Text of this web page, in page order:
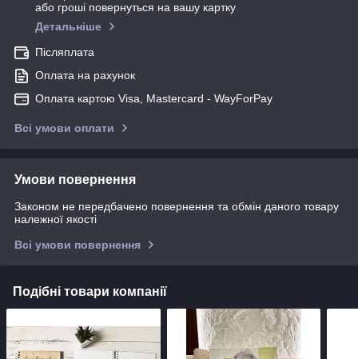
або гроші повернуться на вашу картку
Детальніше
Післяплата
Оплата на рахунок
Оплата картою Visa, Mastercard - WayForPay
Всі умови оплати
Умови повернення
Законом не передбачено повернення та обмін даного товару
належної якості
Всі умови повернення
Подібні товари компанії